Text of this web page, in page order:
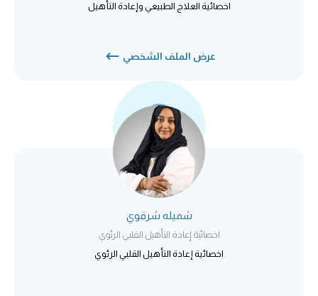
اخصائية العلاج الطبيعي وإعادة التأهيل
عرض الملف الشخصي
شميله شرقوي
اخصائية إعادة التأهيل القلبي الرئوي
اخصائية إعادة التأهيل القلبي الرئوي